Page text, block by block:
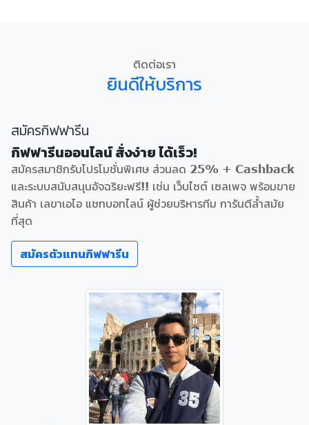
ติดต่อเรา
ยินดีให้บริการ
สมัครกิฟฟารีน
กิฟฟารีนออนไลน์ สั่งง่าย ได้เร็ว!
สมัครสมาชิกรับโปรโมชั่นพิเศษ ส่วนลด 25% + Cashback
และระบบสนับสนุนอัจฉริยะฟรี!! เช่น เว็บไซต์ เซลเพจ พร้อมขาย
สินค้า เลขาเอไอ แชทบอทไลน์ ผู้ช่วยบริหารทีม การันตีล้ำสมัย
ที่สุด
สมัครตัวแทนกิฟฟารีน